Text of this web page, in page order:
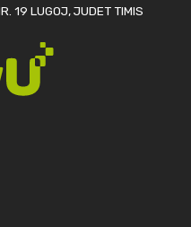
19 LUGOJ, JUDET TIMIS